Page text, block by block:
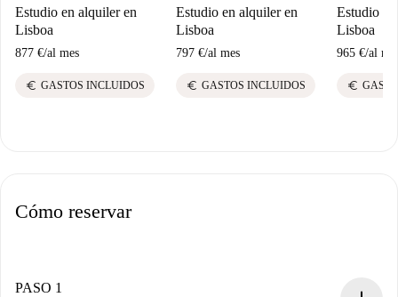
Estudio en alquiler en
Lisboa
877 €/al mes
euro GASTOS INCLUIDOS
Estudio en alquiler en
Lisboa
797 €/al mes
euro GASTOS INCLUIDOS
Estudio
Lisboa
965 €/al
euro
Cómo reservar
PASO 1